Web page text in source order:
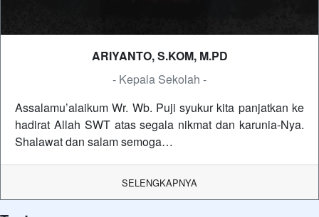
ARIYANTO, S.KOM, M.PD
- Kepala Sekolah -
Assalamu’alaikum Wr. Wb. Puji syukur kita panjatkan ke
hadirat Allah SWT atas segala nikmat dan karunia-Nya.
Shalawat dan salam semoga…
SELENGKAPNYA